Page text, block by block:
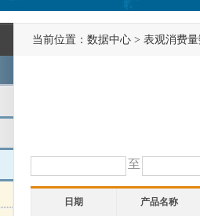
当前位置： 数据中心 > 表观消费
至
日期 产品名称